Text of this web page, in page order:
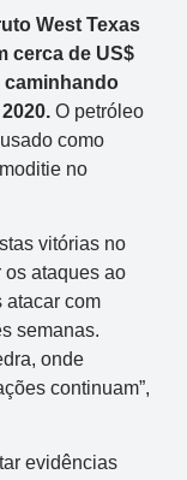
West Texas
cerca de US$
caminhando
O petróleo
como
no
vitórias no
os ataques ao
atacar com
semanas.
onde
continuam”,
evidências